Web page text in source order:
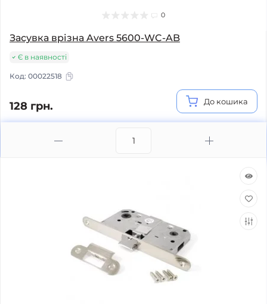
0
Засувка врізна Avers 5600-WC-AB
Є в наявності
Код: 00022518
128 грн. До кошика